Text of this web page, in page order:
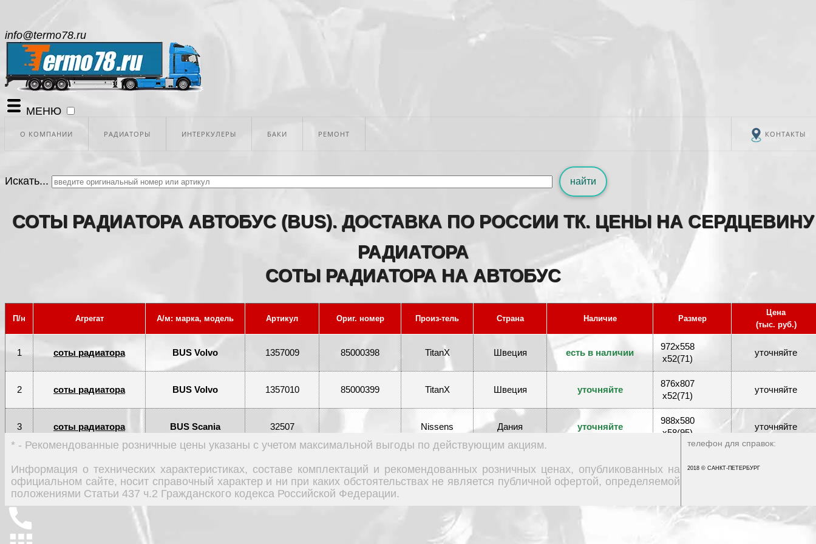
info@termo78.ru
МЕНЮ
О КОМПАНИИ РАДИАТОРЫ ИНТЕРКУЛЕРЫ БАКИ РЕМОНТ КОНТАКТЫ
Искать... найти
СОТЫ РАДИАТОРА АВТОБУС (BUS). ДОСТАВКА ПО РОССИИ ТК. ЦЕНЫ НА СЕРДЦЕВИНУ
РАДИАТОРА
СОТЫ РАДИАТОРА НА АВТОБУС
П/н Агрегат А/м: марка, модель Артикул Ориг. номер Произ-тель Страна Наличие Размер
Цена
(тыс. руб.)
1 соты радиатора BUS Volvo 1357009 85000398 TitanX Швеция есть в наличии
972x558
x52(71)
уточняйте
2 соты радиатора BUS Volvo 1357010 85000399 TitanX Швеция уточняйте
876x807
x52(71)
уточняйте
3 соты радиатора BUS Scania 32507 Nissens Дания уточняйте
988x580
x58(95)
уточняйте
4 уточняйте
x52(84)
уточняйте
Заказать обратный звонок
телефон для справок:
2018 © САНКТ-ПЕТЕРБУРГ
* - Рекомендованные розничные цены указаны с учетом максимальной выгоды по действующим акциям.
Информация о технических характеристиках, составе комплектаций и рекомендованных розничных ценах, опубликованных на
официальном сайте, носит справочный характер и ни при каких обстоятельствах не является публичной офертой, определяемой
положениями Статьи 437 ч.2 Гражданского кодекса Российской Федерации.